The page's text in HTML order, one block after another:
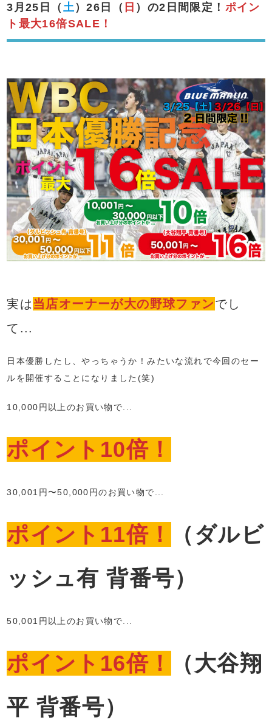
3月25日（ 土）26日（ 日 ）の2日間限定！ ポイン
ト最大16倍SALE！
実は 当店オーナーが大の野球ファンでし
て...
日本優勝したし、やっちゃうか！みたいな流れで今回のセー
ルを開催することになりました(笑)
10,000円以上のお買い物で...
ポイント10倍！
30,001円〜50,000円のお買い物で...
ポイント11倍！
（ダルビ
ッシュ有 背番号）
50,001円以上のお買い物で...
ポイント16倍！
（大谷翔
平 背番号）